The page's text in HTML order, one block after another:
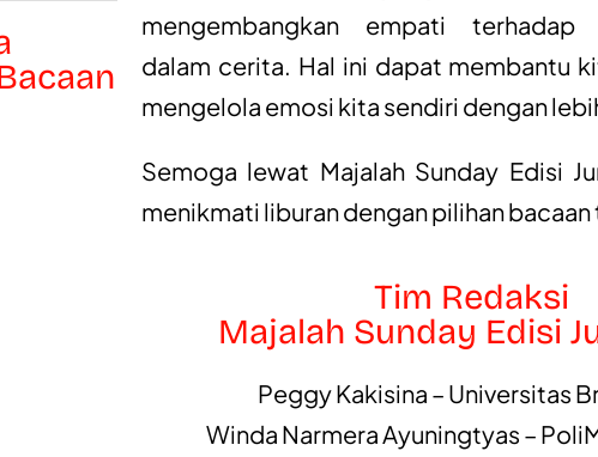
mengembangkan empati terhadap
dalam cerita. Hal ini dapat membantu
mengelola emosi kita sendiri dengan
Semoga lewat Majalah Sunday Edisi
menikmati liburan dengan pilihan
Tim Redaksi
Majalah Sunday Edisi
Peggy Kakisina – Universitas
Winda Narmera Ayuningtyas –